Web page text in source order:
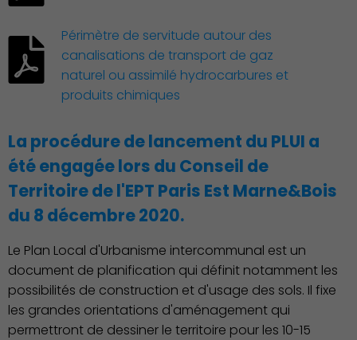
Associations et Sports
Périmètre de servitude autour des
canalisations de transport de gaz
naturel ou assimilé hydrocarbures et
produits chimiques
La procédure de lancement du PLUI a
été engagée lors du Conseil de
Territoire de l'EPT Paris Est Marne&Bois
du 8 décembre 2020.
Le Plan Local d'Urbanisme intercommunal est un
document de planification qui définit notamment les
possibilités de construction et d'usage des sols. Il fixe
les grandes orientations d'aménagement qui
permettront de dessiner le territoire pour les 10-15